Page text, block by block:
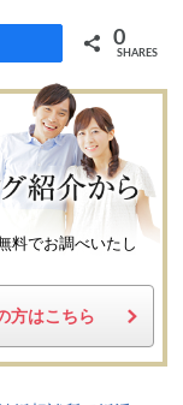
0
SHARES
料でお調べいたし
方はこちら